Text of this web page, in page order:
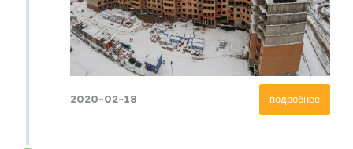
подробнее
2020-02-18